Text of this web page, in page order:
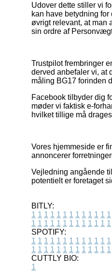
Udover dette stiller vi
kan have betydning
øvrigt relevant, at man
sin ordre af
Trustpilot frembringer
derved anbefaler vi, at
måling BG17 forinden
Facebook tilbyder dig
møder vi faktisk e-
hvilket tillige må
Vores hjemmeside er
annoncerer
Vejledning angående
potentielt er foretaget
BITLY:
1 1 1 1 1 1 1 1 1 1 1 1 1
1 1 1 1 1 1 1 1 1 1 1 1 1
SPOTIFY:
1 1 1 1 1 1 1 1 1 1 1 1 1
1 1 1 1 1 1 1 1 1 1 1 1 1
CUTTLY BIO:
1